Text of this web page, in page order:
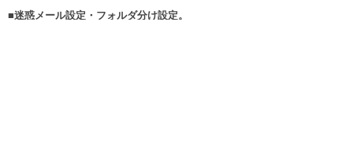
■迷惑メール設定・フォルダ分け設定。